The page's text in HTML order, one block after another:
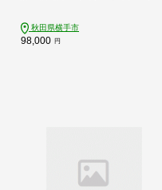
る東海林養鶏場 至福のたまご 黄身の
余韻 ひとたま 玉子 タマゴ [12か月 1
2ヵ月 12カ月 12ケ月 卵 玉子 たまご
秋田県横手市
98,000 円